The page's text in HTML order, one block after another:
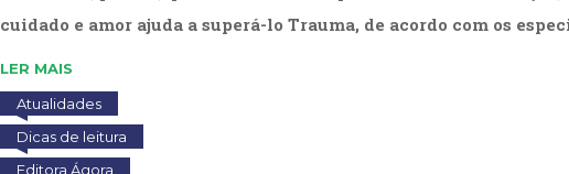
cuidado e amor ajuda a superá-lo Trauma, de acordo com os
LER MAIS
Atualidades
Dicas de leitura
Editora Ágora